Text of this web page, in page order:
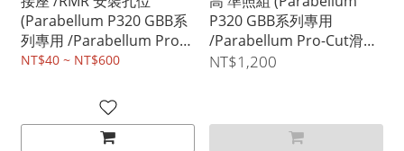
(Parabellum P320 GBB系
列專用 /Parabellum Pro-
Cut滑套)
NT$40 ~ NT$600
P320 GBB系列專用
/Parabellum Pro-Cut滑套)
準星 照門
NT$1,200